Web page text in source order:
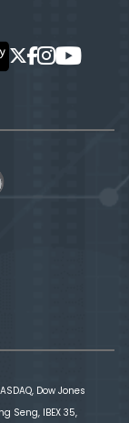
Dow Jones
Seng, IBEX 35,